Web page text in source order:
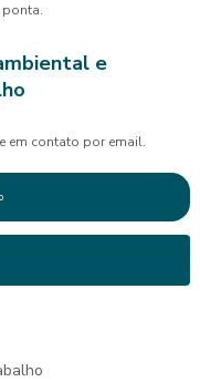
ponta.
e
em contato por email.